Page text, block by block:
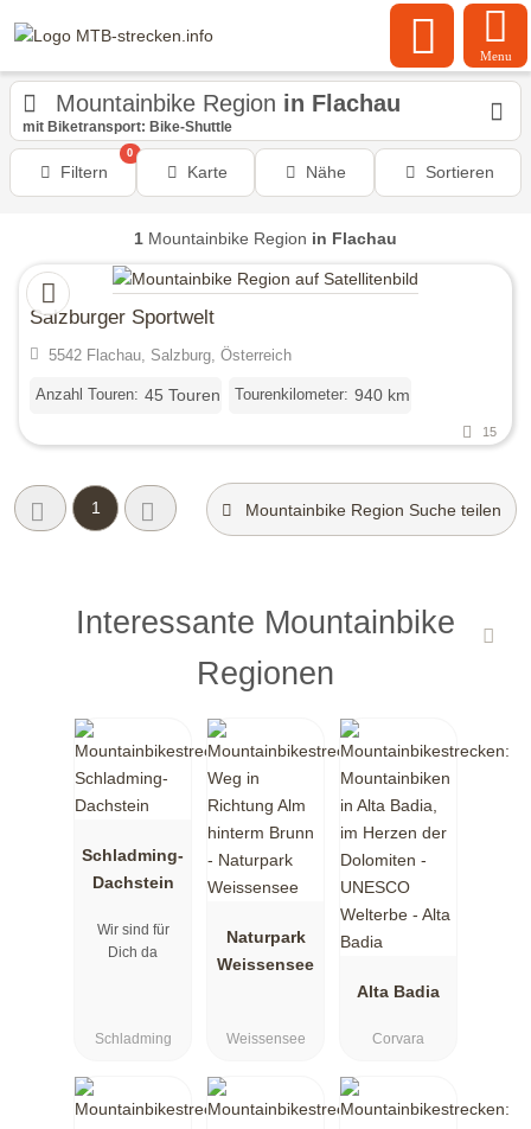
Menu
Mountainbike Region in Flachau
mit Biketransport: Bike-Shuttle
Filtern
0
Karte Nähe Sortieren
1 Mountainbike Region in Flachau
Salzburger Sportwelt
5542 Flachau, Salzburg, Österreich
Anzahl Touren: 45 Touren Tourenkilometer: 940 km
15
1 Mountainbike Region Suche teilen
Interessante Mountainbike
Regionen
Schladming-
Dachstein
Wir sind für
Dich da
Schladming
Naturpark
Weissensee
Weissensee
Alta Badia
Corvara